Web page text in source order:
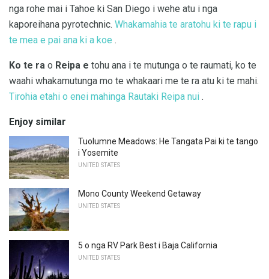
nga rohe mai i Tahoe ki San Diego i wehe atu i nga
kaporeihana pyrotechnic. Whakamahia te aratohu ki te rapu i
te mea e pai ana ki a koe .
Ko te ra o Reipa e tohu ana i te mutunga o te raumati, ko te
waahi whakamutunga mo te whakaari me te ra atu ki te mahi.
Tirohia etahi o enei mahinga Rautaki Reipa nui .
Enjoy similar
Tuolumne Meadows: He Tangata Pai ki te tango
i Yosemite
UNITED STATES
Mono County Weekend Getaway
UNITED STATES
5 o nga RV Park Best i Baja California
UNITED STATES